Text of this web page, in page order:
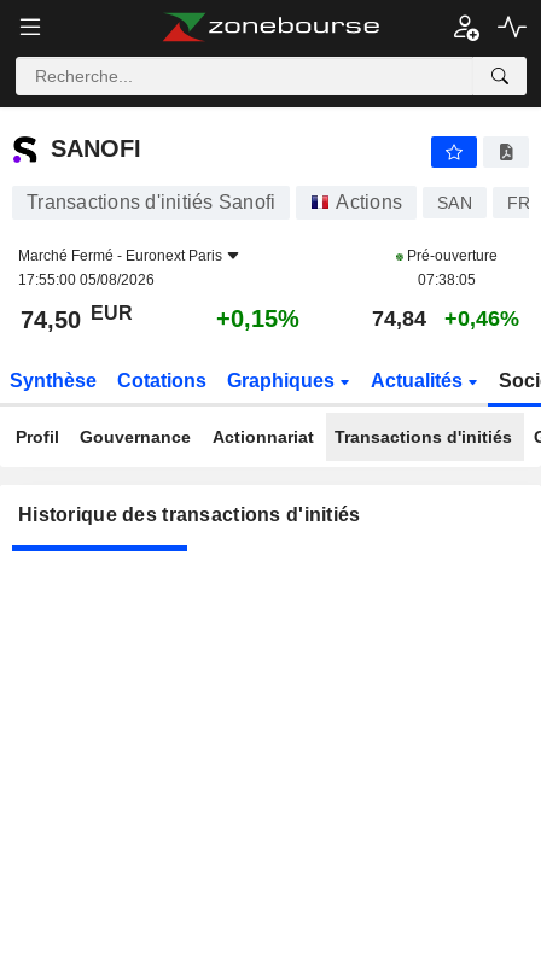
SANOFI
SANOFI
Transactions d'initiés Sanofi Actions SAN
Marché Fermé - Euronext Paris
17:55:00 05/08/2026
Pré-ouverture
07:38:05
74,50 EUR +0,15% 74,84 +0,46%
Synthèse Cotations Graphiques Actualités
Profil Gouvernance Actionnariat Transactions d'initiés
Historique des transactions d'initiés